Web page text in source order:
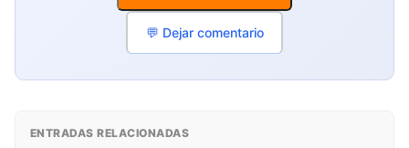
💬 Dejar comentario
ENTRADAS RELACIONADAS